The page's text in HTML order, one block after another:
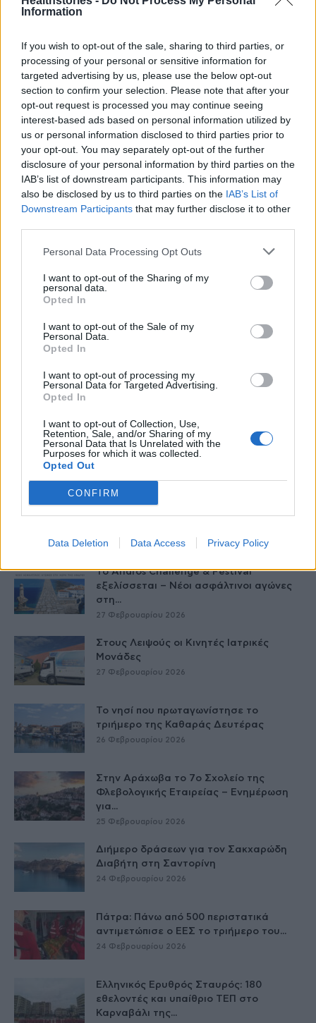
Information
If you wish to opt-out of the sale, sharing to third parties, or
processing of your personal or sensitive information for
targeted advertising by us, please use the below opt-out
section to confirm your selection. Please note that after your
opt-out request is processed you may continue seeing
interest-based ads based on personal information utilized by
us or personal information disclosed to third parties prior to
your opt-out. You may separately opt-out of the further
disclosure of your personal information by third parties on the
IAB’s list of downstream participants. This information may
also be disclosed by us to third parties on the IAB’s List of
Downstream Participants that may further disclose it to other
Personal Data Processing Opt Outs
I want to opt-out of the Sharing of my
personal data.
Opted In
I want to opt-out of the Sale of my
Personal Data.
Opted In
I want to opt-out of processing my
Personal Data for Targeted Advertising.
Opted In
I want to opt-out of Collection, Use,
Retention, Sale, and/or Sharing of my
Personal Data that Is Unrelated with the
Purposes for which it was collected.
Opted Out
CONFIRM
Data Deletion Data Access Privacy Policy
Kαρκίνος του τραχήλου της μήτρας: Φαίνονται
για τον HPV
TAGS Εκκενώθηκε το Καραμανδάνειο Νοσοκομείο
HS Team
Δείτε Ακόμη
με μνημεία που διαμόρφωσαν την
27 Φεβρουαρίου 2026
Το Andros Challenge & Festival
εξελίσσεται – Νέοι ασφάλτινοι αγώνες
στη...
27 Φεβρουαρίου 2026
Στους Λειψούς οι Κινητές Ιατρικές
Μονάδες
27 Φεβρουαρίου 2026
Το νησί που πρωταγωνίστησε το
τριήμερο της Καθαράς Δευτέρας
26 Φεβρουαρίου 2026
Στην Αράχωβα το 7ο Σχολείο της
Φλεβολογικής Εταιρείας – Ενημέρωση
για...
25 Φεβρουαρίου 2026
Διήμερο δράσεων για τον Σακχαρώδη
Διαβήτη στη Σαντορίνη
24 Φεβρουαρίου 2026
Πάτρα: Πάνω από 500 περιστατικά
αντιμετώπισε ο ΕΕΣ το τριήμερο του...
24 Φεβρουαρίου 2026
Ελληνικός Ερυθρός Σταυρός: 180
εθελοντές και υπαίθριο ΤΕΠ στο
Καρναβάλι της...